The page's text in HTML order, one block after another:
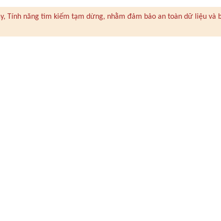
Tính năng tìm kiếm tạm dừng, nhằm đảm bảo an toàn dữ liệu và